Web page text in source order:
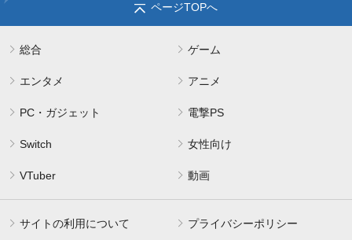
ページTOPへ
総合 ゲーム
エンタメ アニメ
PC・ガジェット 電撃PS
Switch 女性向け
VTuber 動画
サイトの利用について プライバシーポリシー